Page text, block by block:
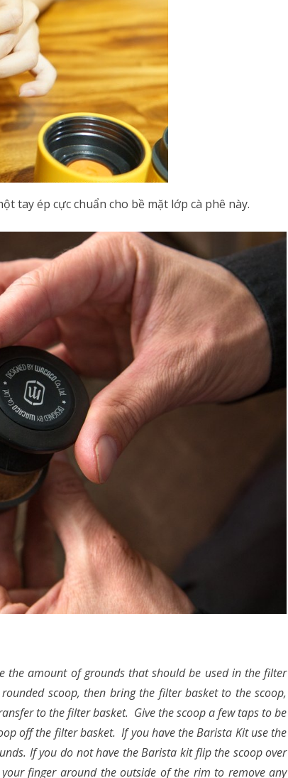
tay ép cực chuẩn cho bề mặt lớp cà phê này.
the amount of grounds that should be used in the filter
scoop, then bring the filter basket to the scoop,
to the filter basket. Give the scoop a few taps to be
off the filter basket. If you have the Barista Kit use the
If you do not have the Barista kit flip the scoop over
finger around the outside of the rim to remove any